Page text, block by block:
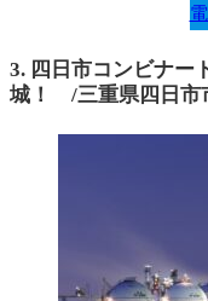
3. 四日市コンビナー
城！
/三重県四日市